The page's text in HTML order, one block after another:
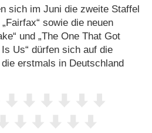
sich im Juni die zweite Staffel
sowie die neuen
und „The One That Got
Us“ dürfen sich auf die
erstmals in Deutschland